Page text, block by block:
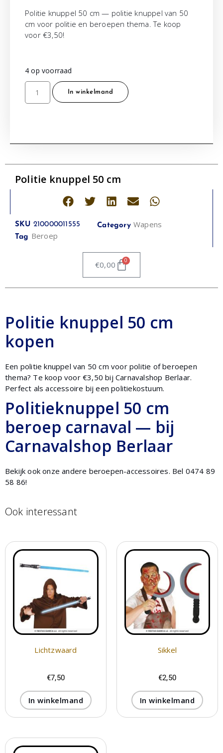
Politie knuppel 50 cm — politie knuppel van 50
cm voor politie en beroepen thema. Te koop
voor €3,50!
4 op voorraad
In winkelmand
Politie knuppel 50 cm
SKU 210000011555 Category Wapens
Tag Beroep
€0,00 0
Politie knuppel 50 cm
kopen
Een politie knuppel van 50 cm voor politie of beroepen
thema? Te koop voor €3,50 bij Carnavalshop Berlaar.
Perfect als accessoire bij een politiekostuum.
Politieknuppel 50 cm
beroep carnaval — bij
Carnavalshop Berlaar
Bekijk ook onze andere beroepen-accessoires. Bel 0474 89
58 86!
Ook interessant
Lichtzwaard
€7,50
In winkelmand
Sikkel
€2,50
In winkelmand